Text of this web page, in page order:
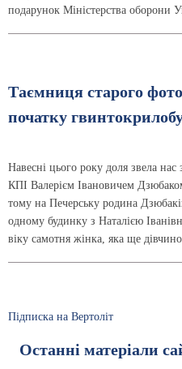
подарунок Міністерства оборони
Таємниця старого
початку
Навесні цього року доля звела
КПІ Валерієм Івановичем
тому на Печерську родина
одному будинку з Наталією
віку самотня жінка, яка ще
Підписка на Вертоліт
Останні матеріали